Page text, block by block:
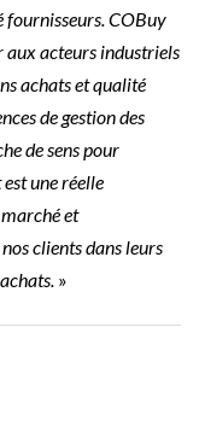
fournisseurs. COBuy
aux acteurs industriels
achats et qualité
de gestion des
de sens pour
une réelle
et
clients dans leurs
»